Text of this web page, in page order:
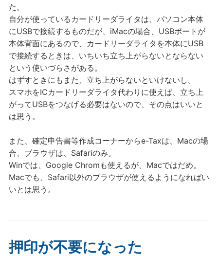
た。
自分が使っているカードリーダライタは、パソコン本体
にUSBで接続するものだが、iMacの場合、USBポートが
本体背面にあるので、カードリーダライタを本体にUSB
で接続するときは、いちいち立ち上がらないとならない
という使いづらさがある。
はずすときにもまた、立ち上がらないといけないし。
スマホをICカードリーダライタ代わりに使えば、立ち上
がってUSBをつなげる必要はないので、その点はいいと
は思う。
また、確定申告書等作成コーナーからe-Taxは、Macの場
合、ブラウザは、Safariのみ。
Winでは、Google Chromも使えるが、Macではだめ。
Macでも、Safari以外のブラウザが使えるようになればい
いとは思う。
押印が不要になった